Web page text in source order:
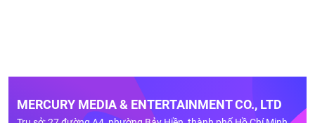
MERCURY MEDIA & ENTERTAINMENT CO., LTD